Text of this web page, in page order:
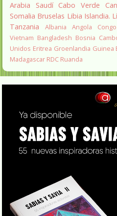
Arabia Saudí Cabo Verde
Somalia Bruselas Libia Islandia.
Tanzania
Albania Angola Congo
Vietnam Bangladesh Bosnia
Unidos Eritrea Groenlandia Guinea
Madagascar RDC Ruanda